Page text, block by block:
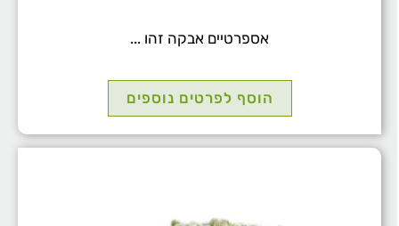
אספרטיים אבקה זהו ...
הוסף לפרטים נוספים